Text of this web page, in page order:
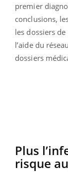
premier
conclusions,
les dossiers
l’aide du
dossiers
Plus
risque